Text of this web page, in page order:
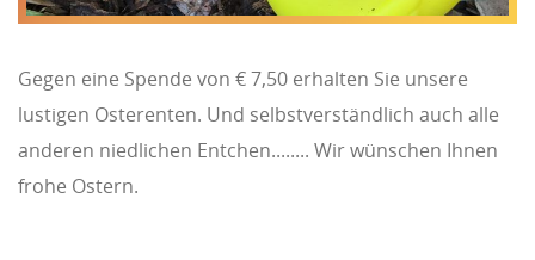
Gegen eine Spende von € 7,50 erhalten Sie unsere
lustigen Osterenten. Und selbstverständlich auch alle
anderen niedlichen Entchen........ Wir wünschen Ihnen
frohe Ostern.